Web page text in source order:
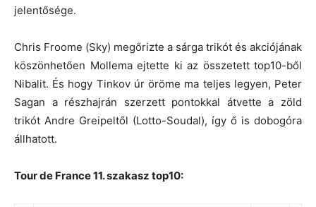
jelentősége.
Chris Froome (Sky) megőrizte a sárga trikót és akciójának
köszönhetően Mollema ejtette ki az összetett top10-ből
Nibalit. És hogy Tinkov úr öröme ma teljes legyen, Peter
Sagan a részhajrán szerzett pontokkal átvette a zöld
trikót Andre Greipeltől (Lotto-Soudal), így ő is dobogóra
állhatott.
Tour de France 11. szakasz top10: